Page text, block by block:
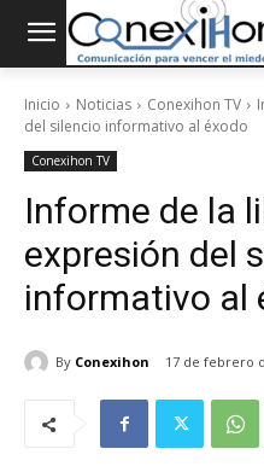
Inicio Noticias Conexihon TV
del silencio informativo al éxodo
Conexihon TV
Informe de la
expresión del
informativo al
By Conexihon 17 de febrero